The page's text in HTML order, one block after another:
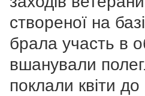
створеної на
брала участь в
вшанували
поклали квіти